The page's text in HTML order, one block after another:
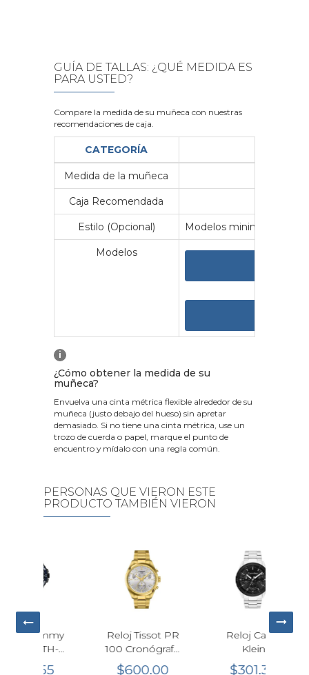
GUÍA DE TALLAS: ¿QUÉ MEDIDA ES
PARA USTED?
Compare la medida de su muñeca con nuestras
recomendaciones de caja.
CATEGORÍA
Medida de la muñeca
Caja Recomendada
Estilo (Opcional) Modelos minimalistas y
Modelos
i
¿Cómo obtener la medida de su
muñeca?
Envuelva una cinta métrica flexible alrededor de su
muñeca (justo debajo del hueso) sin apretar
demasiado. Si no tiene una cinta métrica, use un
trozo de cuerda o papel, marque el punto de
encuentro y mídalo con una regla común.
PERSONAS QUE VIERON ESTE
PRODUCTO TAMBIÉN VIERON
Reloj Tissot PR
100 Cronógrafo
Cuarzo Dorado
$600.00
Reloj Calvin
Performance
$301.30